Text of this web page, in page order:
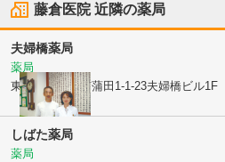
藤倉医院近隣の薬局
夫婦橋薬局
薬局
東京都大田区南蒲田1-1-23夫婦橋ビル1F
しばた薬局
薬局